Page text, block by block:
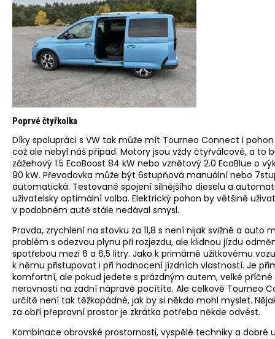
Poprvé čtyřkolka
Díky spolupráci s VW tak může mít Tourneo Connect i
což ale nebyl náš případ. Motory jsou vždy čtyřválcové, a to
zážehový 1.5 EcoBoost 84 kW nebo vznětový 2.0 EcoBlue o
90 kW. Převodovka může být 6stupňová manuální nebo
automatická. Testované spojení silnějšího dieselu a
uživatelsky optimální volba. Elektrický pohon by většině
v podobném autě stále nedával smysl.
Pravda, zrychlení na stovku za 11,8 s není nijak svižné a auto
problém s odezvou plynu při rozjezdu, ale klidnou jízdu
spotřebou mezi 6 a 6,5 litry. Jako k primárně užitkovému
k němu přistupovat i při hodnocení jízdních vlastností. Je
komfortní, ale pokud jedete s prázdným autem, velké příčné
nerovnosti na zadní nápravě pocítíte. Ale celkově Tourneo
určitě není tak těžkopádné, jak by si někdo mohl myslet.
za obří přepravní prostor je zkrátka potřeba někde odvést.
Kombinace obrovské prostornosti, vyspělé techniky a dobré